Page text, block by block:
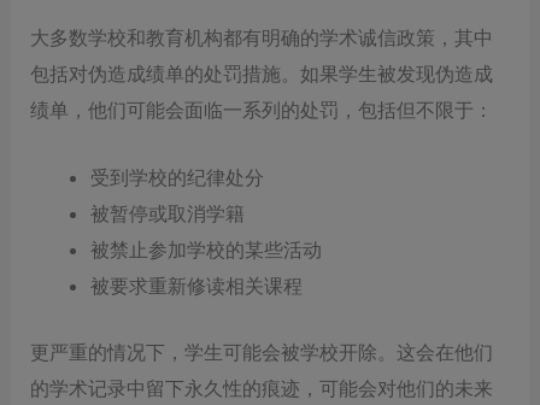
大多数学校和教育机构都有明确的学术诚信政策，其中
包括对伪造成绩单的处罚措施。如果学生被发现伪造成
绩单，他们可能会面临一系列的处罚，包括但不限于：
受到学校的纪律处分
被暂停或取消学籍
被禁止参加学校的某些活动
被要求重新修读相关课程
更严重的情况下，学生可能会被学校开除。这会在他们
的学术记录中留下永久性的痕迹，可能会对他们的未来